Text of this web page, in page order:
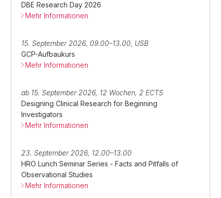
DBE Research Day 2026
Mehr Informationen
15. September 2026, 09.00–13.00, USB
GCP-Aufbaukurs
Mehr Informationen
ab 15. September 2026, 12 Wochen, 2 ECTS
Designing Clinical Research for Beginning
Investigators
Mehr Informationen
23. September 2026, 12.00–13.00
HRO Lunch Seminar Series - Facts and Pitfalls of
Observational Studies
Mehr Informationen